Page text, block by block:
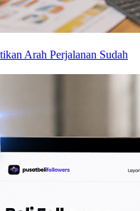
Arah Perjalanan Sudah